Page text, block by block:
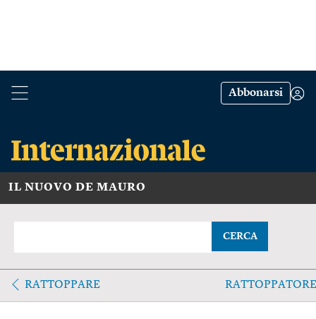
Abbonarsi
IL NUOVO DE MAURO
CERCA
RATTOPPARE RATTOPPATORE